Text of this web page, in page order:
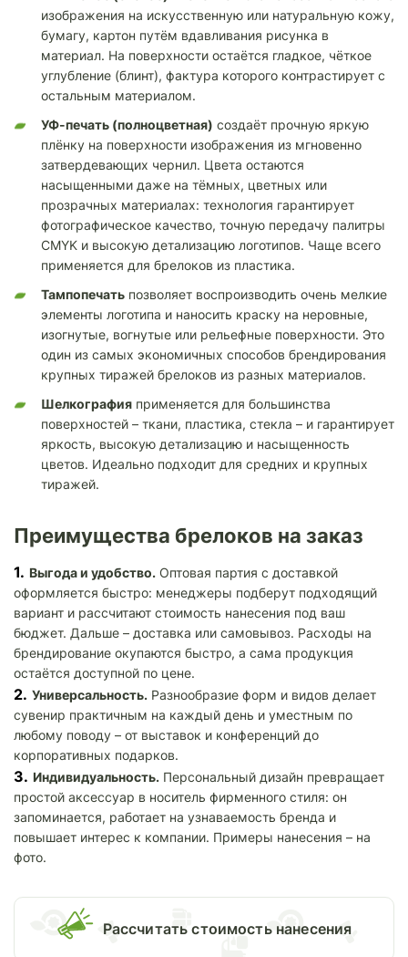
изображения на искусственную или натуральную кожу,
бумагу, картон путём вдавливания рисунка в
материал. На поверхности остаётся гладкое, чёткое
углубление (блинт), фактура которого контрастирует с
остальным материалом.
УФ-печать (полноцветная) создаёт прочную яркую
плёнку на поверхности изображения из мгновенно
затвердевающих чернил. Цвета остаются
насыщенными даже на тёмных, цветных или
прозрачных материалах: технология гарантирует
фотографическое качество, точную передачу палитры
CMYK и высокую детализацию логотипов. Чаще всего
применяется для брелоков из пластика.
Тампопечать позволяет воспроизводить очень мелкие
элементы логотипа и наносить краску на неровные,
изогнутые, вогнутые или рельефные поверхности. Это
один из самых экономичных способов брендирования
крупных тиражей брелоков из разных материалов.
Шелкография применяется для большинства
поверхностей – ткани, пластика, стекла – и гарантирует
яркость, высокую детализацию и насыщенность
цветов. Идеально подходит для средних и крупных
тиражей.
Преимущества брелоков на заказ
Выгода и удобство. Оптовая партия с доставкой
оформляется быстро: менеджеры подберут подходящий
вариант и рассчитают стоимость нанесения под ваш
бюджет. Дальше – доставка или самовывоз. Расходы на
брендирование окупаются быстро, а сама продукция
остаётся доступной по цене.
Универсальность. Разнообразие форм и видов делает
сувенир практичным на каждый день и уместным по
любому поводу – от выставок и конференций до
корпоративных подарков.
Индивидуальность. Персональный дизайн превращает
простой аксессуар в носитель фирменного стиля: он
запоминается, работает на узнаваемость бренда и
повышает интерес к компании. Примеры нанесения – на
фото.
Раcсчитать стоимость нанесения